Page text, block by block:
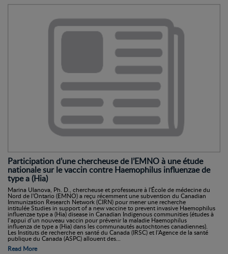
Participation d’une chercheuse de l’EMNO à une étude
nationale sur le vaccin contre Haemophilus influenzae de
type a (Hia)
Marina Ulanova, Ph. D., chercheuse et professeure à l'École de médecine du
Nord de l'Ontario (EMNO) a reçu récemment une subvention du Canadian
Immunization Research Network (CIRN) pour mener une recherche
intitulée Studies in support of a new vaccine to prevent invasive Haemophilus
influenzae type a (Hia) disease in Canadian Indigenous communities (études à
l’appui d’un nouveau vaccin pour prévenir la maladie Haemophilus
influenza de type a (Hia) dans les communautés autochtones canadiennes).
Les Instituts de recherche en santé du Canada (IRSC) et l’Agence de la santé
publique du Canada (ASPC) allouent des...
Read More